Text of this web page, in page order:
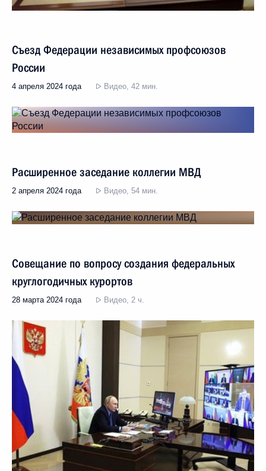
Съезд Федерации независимых профсоюзов
России
4 апреля 2024 года Видео, 42 мин.
Расширенное заседание коллегии МВД
2 апреля 2024 года Видео, 54 мин.
Совещание по вопросу создания федеральных
круглогодичных курортов
28 марта 2024 года Видео, 2 ч.